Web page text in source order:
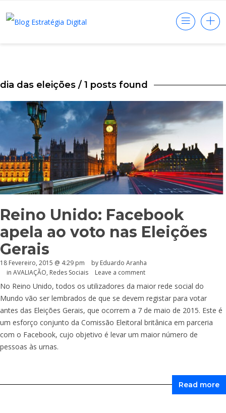
dia das eleições / 1 posts found
Reino Unido: Facebook
apela ao voto nas Eleições
Gerais
18 Fevereiro, 2015 @ 4:29 pm by Eduardo Aranha
in AVALIAÇÃO, Redes Sociais Leave a comment
No Reino Unido, todos os utilizadores da maior rede social do
Mundo vão ser lembrados de que se devem registar para votar
antes das Eleições Gerais, que ocorrem a 7 de maio de 2015. Este é
um esforço conjunto da Comissão Eleitoral britânica em parceria
com o Facebook, cujo objetivo é levar um maior número de
pessoas às urnas.
Read more